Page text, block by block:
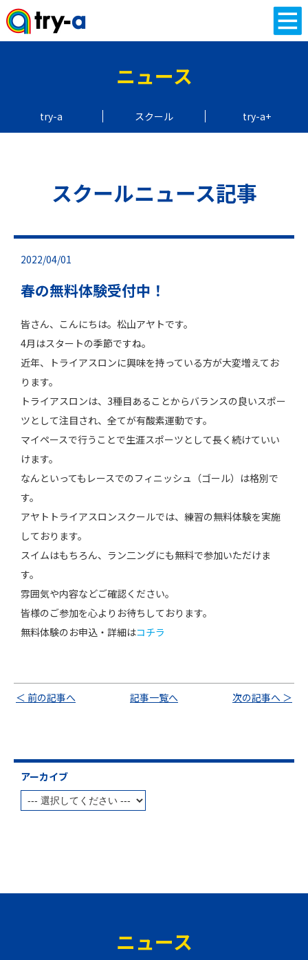
ニュース
try-a スクール try-a+
スクールニュース記事
2022/04/01
春の無料体験受付中！
皆さん、こんにちは。松山アヤトです。
4月はスタートの季節ですね。
近年、トライアスロンに興味を持っている方が大変増えてお
ります。
トライアスロンは、3種目あることからバランスの良いスポー
ツとして注目され、全てが有酸素運動です。
マイペースで行うことで生涯スポーツとして長く続けていい
けます。
なんといってもレースでのフィニッシュ（ゴール）は格別で
す。
アヤトトライアスロンスクールでは、練習の無料体験を実施
しております。
スイムはもちろん、ラン二ングにも無料で参加いただけま
す。
雰囲気や内容などご確認ください。
皆様のご参加を心よりお待ちしております。
無料体験のお申込・詳細はコチラ
＜ 前の記事へ 記事一覧へ 次の記事へ ＞
アーカイブ
ニュース